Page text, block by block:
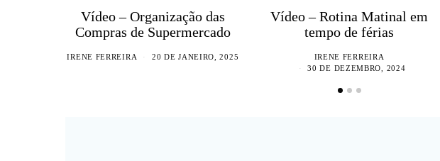
Vídeo – Organização das
Compras de Supermercado
IRENE FERREIRA 20 DE JANEIRO, 2025
Vídeo – Rotina Matinal em
tempo de férias
IRENE FERREIRA
30 DE DEZEMBRO, 2024